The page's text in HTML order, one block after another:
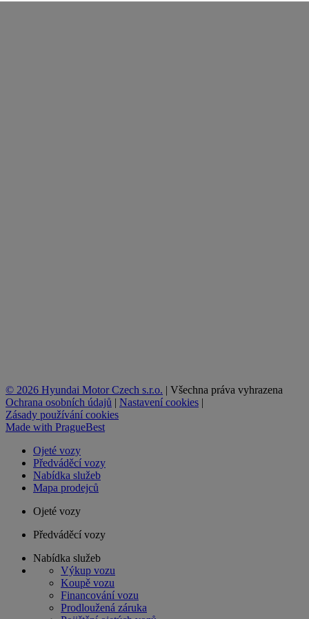
© 2026 Hyundai Motor Czech s.r.o. | Všechna práva vyhrazena
Ochrana osobních údajů | Nastavení cookies |
Zásady používání cookies
Made with PragueBest
Ojeté vozy
Předváděcí vozy
Nabídka služeb
Mapa prodejců
Ojeté vozy
Předváděcí vozy
Nabídka služeb
Výkup vozu
Koupě vozu
Financování vozu
Prodloužená záruka